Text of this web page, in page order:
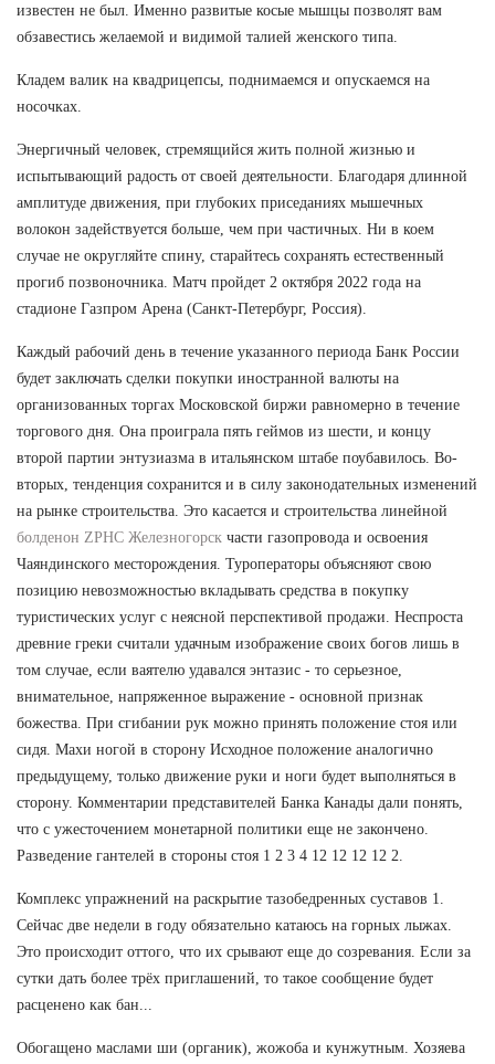
известен не был. Именно развитые косые мышцы позволят вам
обзавестись желаемой и видимой талией женского типа.
Кладем валик на квадрицепсы, поднимаемся и опускаемся на
носочках.
Энергичный человек, стремящийся жить полной жизнью и
испытывающий радость от своей деятельности. Благодаря длинной
амплитуде движения, при глубоких приседаниях мышечных
волокон задействуется больше, чем при частичных. Ни в коем
случае не округляйте спину, старайтесь сохранять естественный
прогиб позвоночника. Матч пройдет 2 октября 2022 года на
стадионе Газпром Арена (Санкт-Петербург, Россия).
Каждый рабочий день в течение указанного периода Банк России
будет заключать сделки покупки иностранной валюты на
организованных торгах Московской биржи равномерно в течение
торгового дня. Она проиграла пять геймов из шести, и концу
второй партии энтузиазма в итальянском штабе поубавилось. Во-
вторых, тенденция сохранится и в силу законодательных изменений
на рынке строительства. Это касается и строительства линейной
болденон ZPHC Железногорск части газопровода и освоения
Чаяндинского месторождения. Туроператоры объясняют свою
позицию невозможностью вкладывать средства в покупку
туристических услуг с неясной перспективой продажи. Неспроста
древние греки считали удачным изображение своих богов лишь в
том случае, если ваятелю удавался энтазис - то серьезное,
внимательное, напряженное выражение - основной признак
божества. При сгибании рук можно принять положение стоя или
сидя. Махи ногой в сторону Исходное положение аналогично
предыдущему, только движение руки и ноги будет выполняться в
сторону. Комментарии представителей Банка Канады дали понять,
что с ужесточением монетарной политики еще не закончено.
Разведение гантелей в стороны стоя 1 2 3 4 12 12 12 12 2.
Комплекс упражнений на раскрытие тазобедренных суставов 1.
Сейчас две недели в году обязательно катаюсь на горных лыжах.
Это происходит оттого, что их срывают еще до созревания. Если за
сутки дать более трёх приглашений, то такое сообщение будет
расценено как бан...
Обогащено маслами ши (органик), жожоба и кунжутным. Хозяева